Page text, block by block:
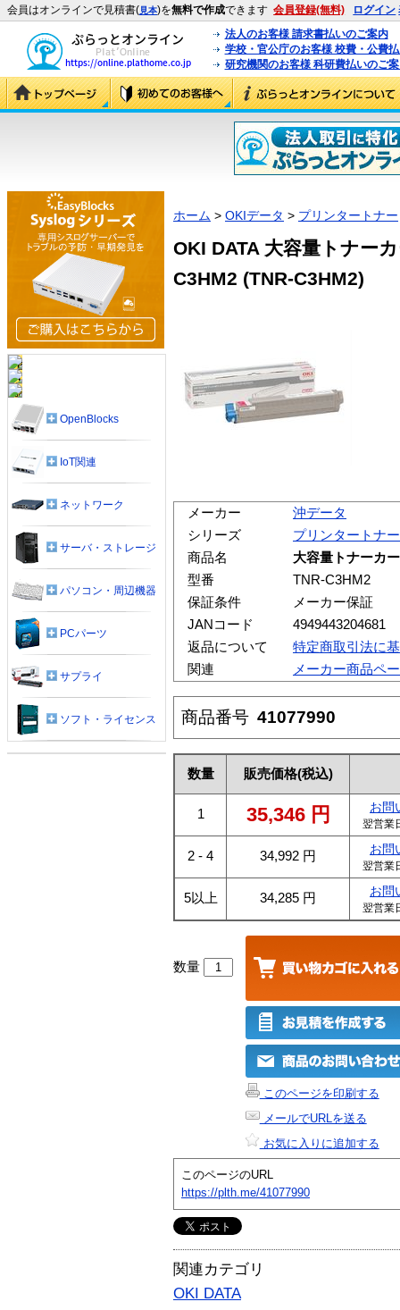
会員はオンラインで見積書(見本)を無料で作成できます 会員登録(無料) ログイン
法人のお客様 請求書払いのご案内
学校・官公庁のお客様 校費・公費
研究機関のお客様 科研費払いのご
ホーム > OKIデータ > プリンタートナー
OKI DATA 大容量トナー
C3HM2 (TNR-C3HM2)
メーカー
沖データ
シリーズ
プリンタートナー
商品名
大容量トナーカ
型番
TNR-C3HM2
保証条件
メーカー保証
JANコード
4949443204681
返品について
特定商取引法に
関連
メーカー商品ペ
商品番号 41077990
数量 販売価格(税込)
1 35,346 円 お問
翌営業
2 - 4 34,992 円 お問
翌営業
5以上 34,285 円 お問
翌営業
数量
このページを印刷する
メールでURLを送る
お気に入りに追加する
このページのURL
https://plth.me/41077990
関連カテゴリ
OKI DATA
OpenBlocks
IoT関連
ネットワーク
サーバ・ストレージ
パソコン・周辺機器
PCパーツ
サプライ
ソフト・ライセンス